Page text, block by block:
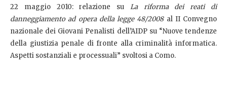
22 maggio 2010: relazione su La riforma dei reati di
danneggiamento ad opera della legge 48/2008al II Convegno
nazionale dei Giovani Penalisti dell’AIDP su “Nuove tendenze
della giustizia penale di fronte alla criminalità informatica.
Aspetti sostanziali e processuali” svoltosi a Como.